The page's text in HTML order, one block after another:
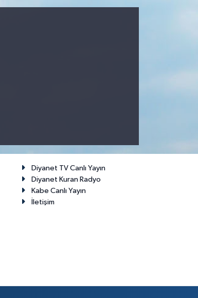
Diyanet TV Canlı Yayın
Diyanet Kuran Radyo
Kabe Canlı Yayın
İletişim